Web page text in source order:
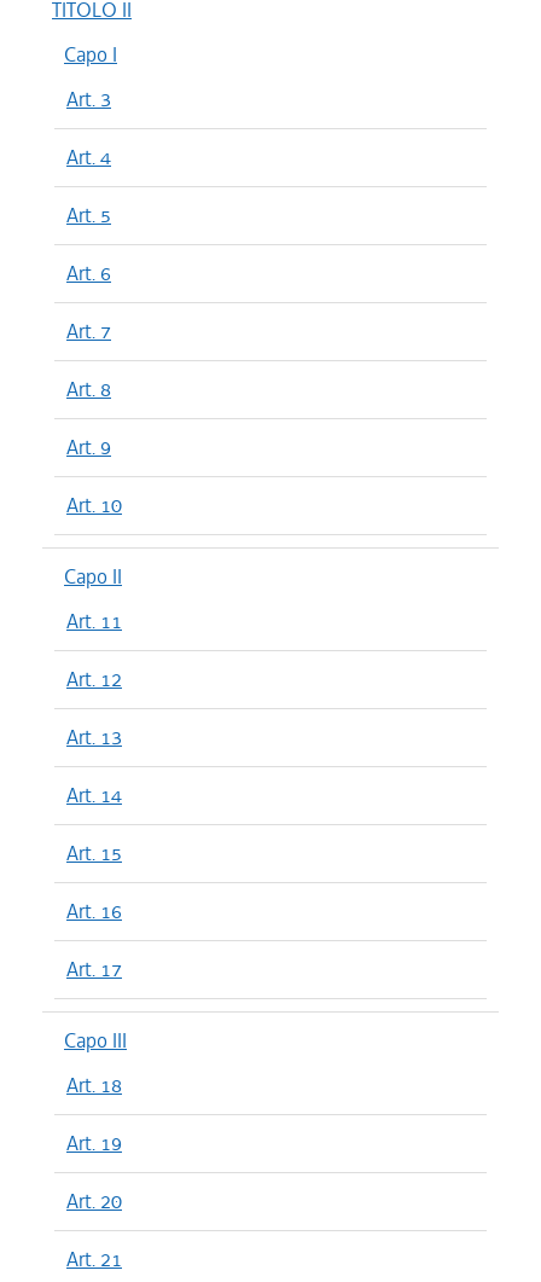
TITOLO II
Capo I
Art. 3
Art. 4
Art. 5
Art. 6
Art. 7
Art. 8
Art. 9
Art. 10
Capo II
Art. 11
Art. 12
Art. 13
Art. 14
Art. 15
Art. 16
Art. 17
Capo III
Art. 18
Art. 19
Art. 20
Art. 21